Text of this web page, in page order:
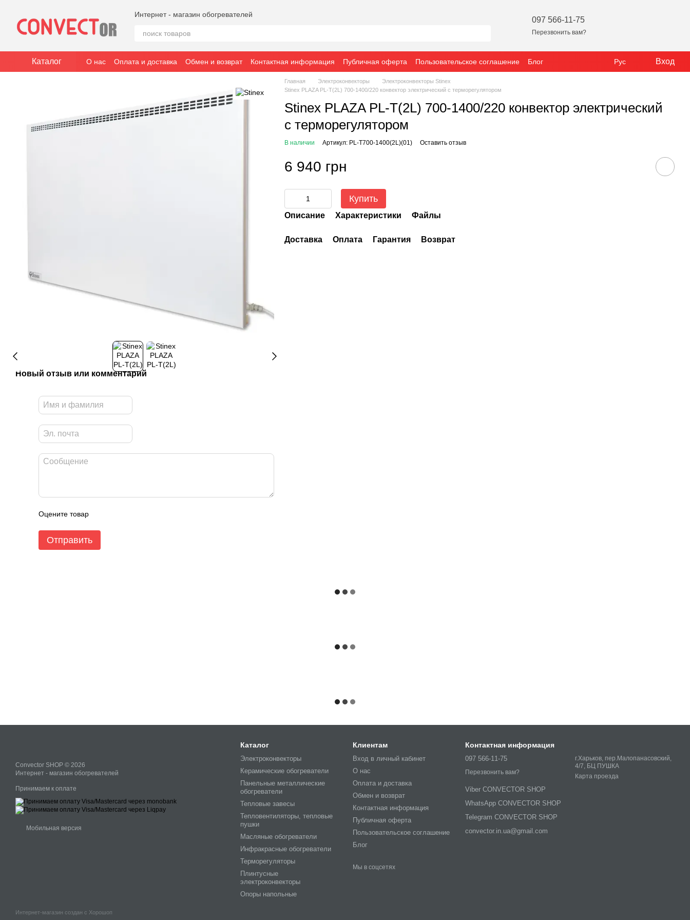
Интернет - магазин обогревателей
097 566-11-75
Перезвонить вам?
Каталог О нас Оплата и доставка Обмен и возврат Контактная информация Публичная оферта Пользовательское соглашение Блог Рус Вход
Новый отзыв или комментарий
Оцените товар
Отправить
Главная Электроконвекторы
Электроконвекторы Stinex
Stinex PLAZA PL-T(2L) 700-1400/220 конвектор электрический c терморегулятором
Stinex PLAZA PL-T(2L) 700-1400/220 конвектор электрический
c терморегулятором
В наличии Артикул: PL-T700-1400(2L)(01) Оставить отзыв
6 940 грн
Купить
Описание Характеристики Файлы
Доставка Оплата Гарантия Возврат
Convector SHOP © 2026
Интернет - магазин обогревателей
Принимаем к оплате
Мобильная версия
Интернет-магазин создан с Хорошоп
Каталог
Электроконвекторы
Керамические обогреватели
Панельные металлические
обогреватели
Тепловые завесы
Тепловентиляторы, тепловые
пушки
Масляные обогреватели
Инфракрасные обогреватели
Терморегуляторы
Плинтусные
электроконвекторы
Опоры напольные
Клиентам
Вход в личный кабинет
О нас
Оплата и доставка
Обмен и возврат
Контактная информация
Публичная оферта
Пользовательское соглашение
Блог
Мы в соцсетях
Контактная информация
097 566-11-75
Перезвонить вам?
Viber CONVECTOR SHOP
WhatsApp CONVECTOR SHOP
Telegram CONVECTOR SHOP
convector.in.ua@gmail.com
г.Харьков, пер.Малопанасовский,
4/7, БЦ ПУШКА
Карта проезда